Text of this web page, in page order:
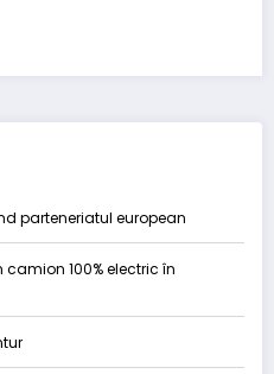
parteneriatul european
camion 100% electric în